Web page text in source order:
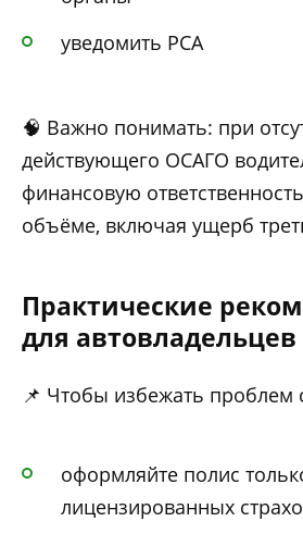
уведомить РСА
🧠 Важно понимать: при
действующего ОСАГО
финансовую
объёме, включая ущерб
Практические
для автовладельцев
📌 Чтобы избежать проблем
оформляйте полис
лицензированных